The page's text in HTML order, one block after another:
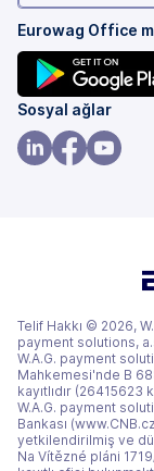
Eurowag Office
(yeni
bir
sekmede)
Sosyal ağlar
Telif Hakkı © 2026,
payment solutions,
W.A.G. payment
Mahkemesi'nde B
kayıtlıdır (26415623
W.A.G. payment
Bankası
yetkilendirilmiş ve
Na Vítězné pláni